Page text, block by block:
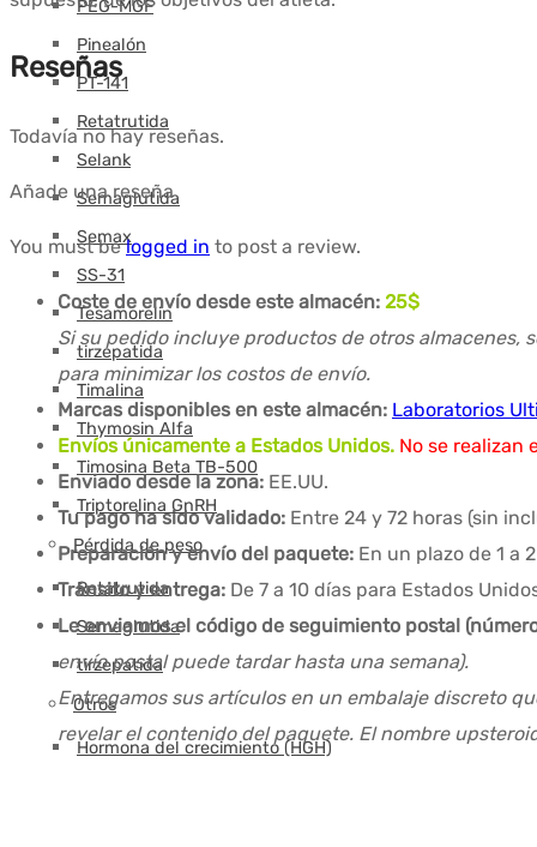
PEG-MGF
Pinealón
PT-141
Retatrutida
Selank
Semaglutida
Semax
SS-31
Tesamorelin
tirzepatida
Timalina
Thymosin Alfa
Timosina Beta TB-500
Triptorelina GnRH
Pérdida de peso
Retatrutida
Semaglutida
tirzepatida
Otros
Hormona del crecimiento (HGH)
Reseñas
Todavía no hay reseñas.
Añade una reseña
You must belogged in to post a review.
Coste de envío desde este almacén: 25$
Si su pedido incluye productos de otros almacenes,
para minimizar los costos de envío.
Marcas disponibles en este almacén: Laboratorios
Envíos únicamente a Estados Unidos. No se realizan
Enviado desde la zona: EE.UU.
Tu pago ha sido validado: Entre 24 y 72 horas (sin
Preparación y envío del paquete: En un plazo de 1 a
Tránsito y entrega: De 7 a 10 días para Estados
Le enviamos el código de seguimiento postal
envío postal puede tardar hasta una semana).
Entregamos sus artículos en un embalaje discreto
revelar el contenido del paquete. El nombre